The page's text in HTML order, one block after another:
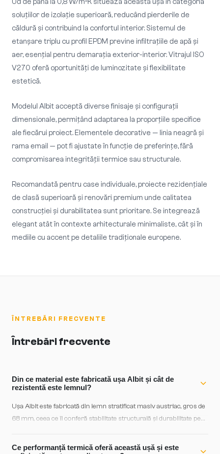
Ud de până la 0,8 W/m²K situează această ușă în categoria
soluțiilor de izolație superioară, reducând pierderile de
căldură și contribuind la confortul interior. Sistemul de
etanșare triplu cu profil EPDM previne infiltrațiile de apă și
aer, esențial pentru demarația exterior-interior. Vitrajul ISO
V270 oferă oportunități de luminozitate și flexibilitate
estetică.
Modelul Albit acceptă diverse finisaje și configurații
dimensionale, permițând adaptarea la proporțiile specifice
ale fiecărui proiect. Elementele decorative — linia neagră și
rama email — pot fi ajustate în funcție de preferințe, fără
compromisarea integrității termice sau structurale.
Recomandată pentru case individuale, proiecte rezidențiale
de clasă superioară și renovări premium unde calitatea
construcției și durabilitatea sunt prioritare. Se integrează
elegant atât în contexte arhitecturale minimaliste, cât și în
mediile cu accent pe detaliile tradiționale europene.
ÎNTREBĂRI FRECVENTE
Întrebări frecvente
Din ce material este fabricată ușa Albit și cât de
rezistentă este lemnul?
Ușa Albit este fabricată din lemn stratificat masiv austriac, gros de
68 mm, ceea ce îi conferă stabilitate structurală și durabilitate pe
deplasarea din cauza variațiilor de temperatură și umiditate,
Ce performanță termică oferă această ușă și este